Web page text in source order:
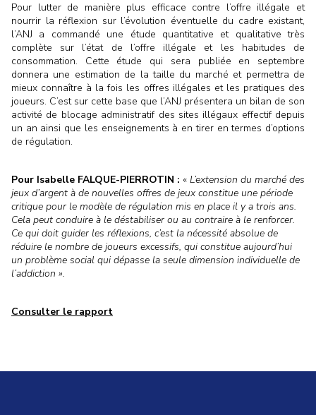
Pour lutter de manière plus efficace contre l’offre illégale et
nourrir la réflexion sur l’évolution éventuelle du cadre existant,
l’ANJ a commandé une étude quantitative et qualitative très
complète sur l’état de l’offre illégale et les habitudes de
consommation. Cette étude qui sera publiée en septembre
donnera une estimation de la taille du marché et permettra de
mieux connaître à la fois les offres illégales et les pratiques des
joueurs. C’est sur cette base que l’ANJ présentera un bilan de son
activité de blocage administratif des sites illégaux effectif depuis
un an ainsi que les enseignements à en tirer en termes d’options
de régulation.
Pour Isabelle FALQUE-PIERROTIN : « L’extension du marché des
jeux d’argent à de nouvelles offres de jeux constitue une période
critique pour le modèle de régulation mis en place il y a trois ans.
Cela peut conduire à le déstabiliser ou au contraire à le renforcer.
Ce qui doit guider les réflexions, c’est la nécessité absolue de
réduire le nombre de joueurs excessifs, qui constitue aujourd’hui
un problème social qui dépasse la seule dimension individuelle de
l’addiction ».
Consulter le rapport